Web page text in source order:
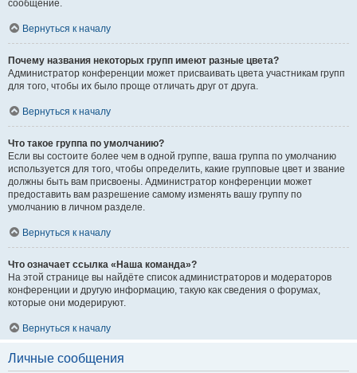
сообщение.
Вернуться к началу
Почему названия некоторых групп имеют разные цвета?
Администратор конференции может присваивать цвета участникам групп
для того, чтобы их было проще отличать друг от друга.
Вернуться к началу
Что такое группа по умолчанию?
Если вы состоите более чем в одной группе, ваша группа по умолчанию
используется для того, чтобы определить, какие групповые цвет и звание
должны быть вам присвоены. Администратор конференции может
предоставить вам разрешение самому изменять вашу группу по
умолчанию в личном разделе.
Вернуться к началу
Что означает ссылка «Наша команда»?
На этой странице вы найдёте список администраторов и модераторов
конференции и другую информацию, такую как сведения о форумах,
которые они модерируют.
Вернуться к началу
Личные сообщения